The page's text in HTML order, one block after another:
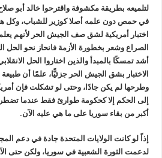
لتلميعه بطريقة مكشوفة واقترحوا خالد أبو
في حمص دون علمه أصلا كوزير للشباب، وكل
اختبار أمريكية لشق صف الجيش الحر لأنهم
الصراع وشعر بخطورة الأزمة فانحاز نحو الحل
أشد تمسكًا بالمبدأ والذين اختاروا الحل
الاختبار بشق الجيش الحر جزئيًّا، علمًا أن طبيعة
وطرحها لم يكن جادًا، وحتى لو تشكلت فإن
إلى الحكم إلا كحكومة طوارئ فقط عندما تضطر
أكبر من بقاء سوريا على ما هي عليه الآن.
إذاً لو كانت الولايات المتحدة جادة في دعم
لدعمت الثورة الشعبية في سوريا، ولكن حتى